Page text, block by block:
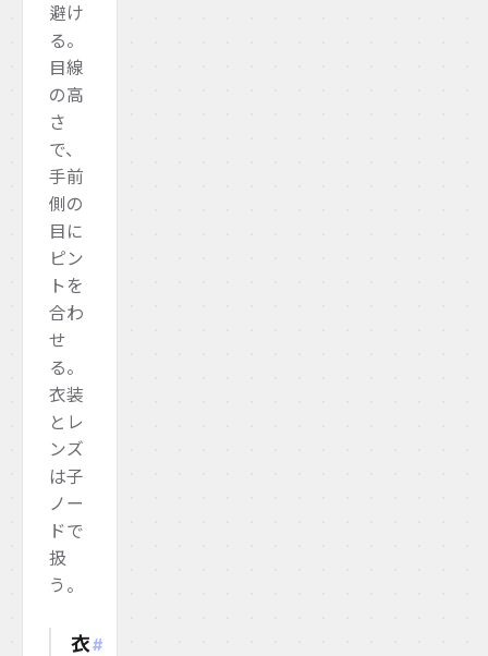
避け
る。
目線
の高
さ
で、
手前
側の
目に
ピン
トを
合わ
せ
る。
衣装
とレ
ンズ
は子
ノー
ドで
扱
う。
衣#